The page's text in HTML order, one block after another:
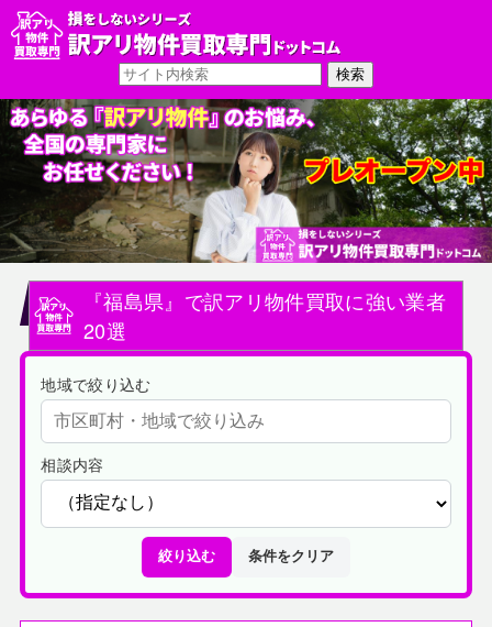
『福島県』で訳アリ物件買取に強い業者
20選
地域で絞り込む
相談内容
絞り込む 条件をクリア